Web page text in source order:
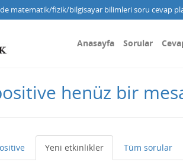
matematik/fizik/bilgisayar bilimleri soru cevap
Anasayfa Sorular
henüz bir
Yeni etkinlikler Tüm sorular